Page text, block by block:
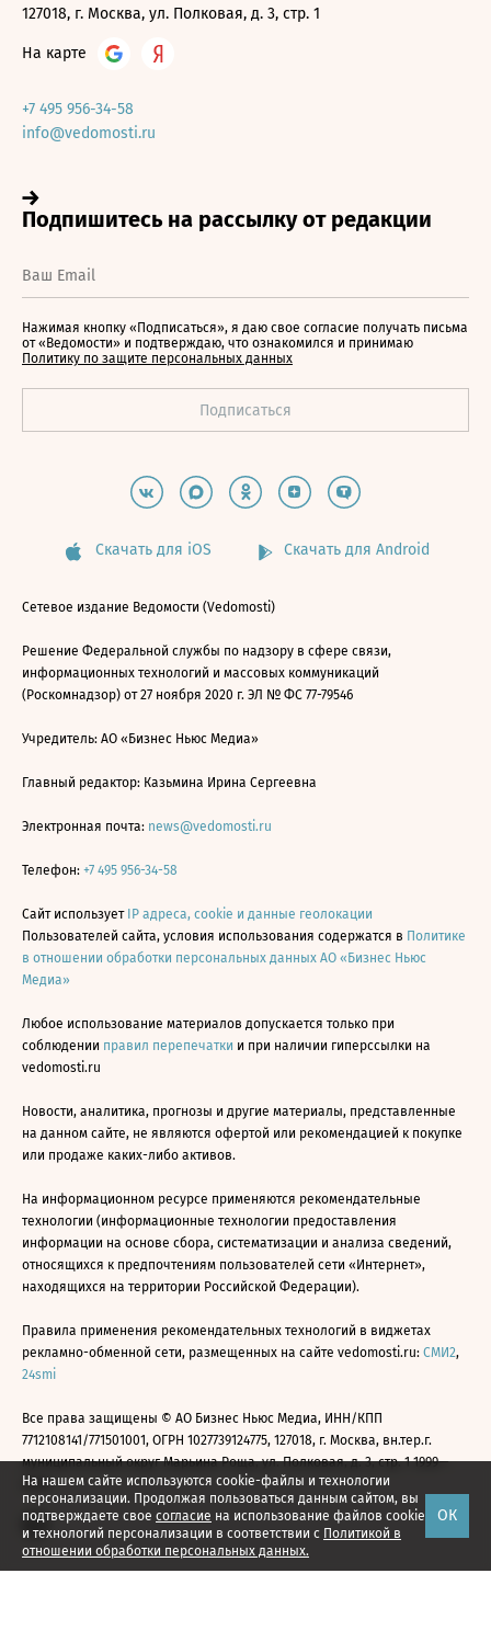
На нашем сайте используются cookie-файлы и технологии
персонализации. Продолжая пользоваться данным сайтом, вы
подтверждаете свое согласие на использование файлов cookie
и технологий персонализации в соответствии с Политикой в
отношении обработки персональных данных.
ОК
127018, г. Москва, ул. Полковая, д. 3, стр. 1
На карте
+7 495 956-34-58
info@vedomosti.ru
Нажимая кнопку «Подписаться», я даю свое согласие получать письма
от «Ведомости» и подтверждаю, что ознакомился и принимаю
Политику по защите персональных данных
Скачать для iOS Скачать для Android
Сетевое издание Ведомости (Vedomosti)
Решение Федеральной службы по надзору в сфере связи,
информационных технологий и массовых коммуникаций
(Роскомнадзор) от 27 ноября 2020 г. ЭЛ № ФС 77-79546
Учредитель: АО «Бизнес Ньюс Медиа»
Главный редактор: Казьмина Ирина Сергеевна
Электронная почта: news@vedomosti.ru
Телефон: +7 495 956-34-58
Сайт использует IP адреса, cookie и данные геолокации
Пользователей сайта, условия использования содержатся в Политике
в отношении обработки персональных данных АО «Бизнес Ньюс
Медиа»
Любое использование материалов допускается только при
соблюдении правил перепечатки и при наличии гиперссылки на
vedomosti.ru
Новости, аналитика, прогнозы и другие материалы, представленные
на данном сайте, не являются офертой или рекомендацией к покупке
или продаже каких-либо активов.
На информационном ресурсе применяются рекомендательные
технологии (информационные технологии предоставления
информации на основе сбора, систематизации и анализа сведений,
относящихся к предпочтениям пользователей сети «Интернет»,
находящихся на территории Российской Федерации).
Правила применения рекомендательных технологий в виджетах
рекламно-обменной сети, размещенных на сайте vedomosti.ru: СМИ2,
24smi
Все права защищены © АО Бизнес Ньюс Медиа, ИНН/КПП
7712108141/771501001, ОГРН 1027739124775, 127018, г. Москва, вн.тер.г.
муниципальный округ Марьина Роща, ул. Полковая, д. 3, стр. 1 1999—
2026